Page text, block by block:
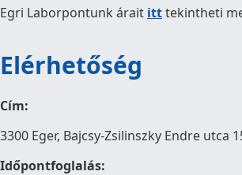
Egri Laborpontunk árait itttekintheti
Elérhetőség
Cím:
3300 Eger, Bajcsy-Zsilinszky Endre utca
Időpontfoglalás: